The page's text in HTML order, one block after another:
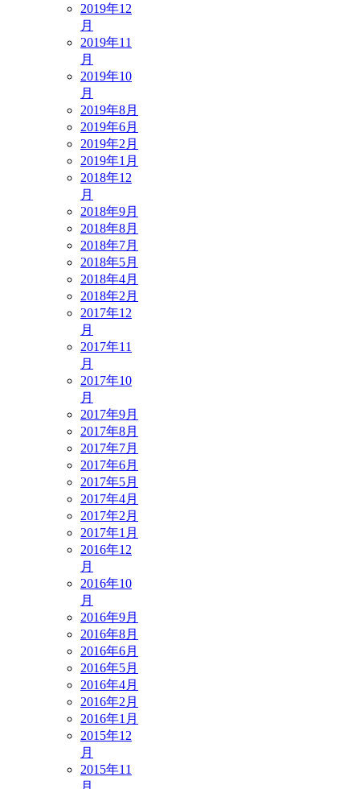
2019年12
月
2019年11
月
2019年10
月
2019年8月
2019年6月
2019年2月
2019年1月
2018年12
月
2018年9月
2018年8月
2018年7月
2018年5月
2018年4月
2018年2月
2017年12
月
2017年11
月
2017年10
月
2017年9月
2017年8月
2017年7月
2017年6月
2017年5月
2017年4月
2017年2月
2017年1月
2016年12
月
2016年10
月
2016年9月
2016年8月
2016年6月
2016年5月
2016年4月
2016年2月
2016年1月
2015年12
月
2015年11
月